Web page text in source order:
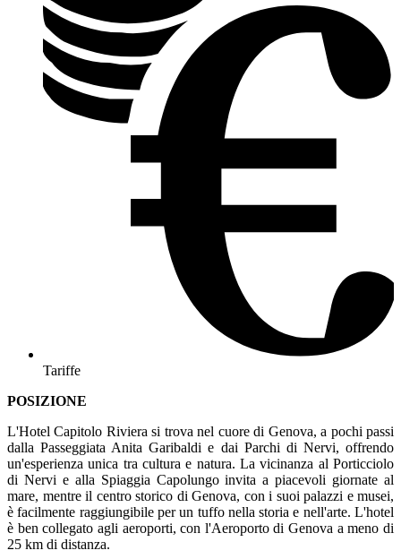
Tariffe
POSIZIONE
L'Hotel Capitolo Riviera si trova nel cuore di Genova, a pochi passi
dalla Passeggiata Anita Garibaldi e dai Parchi di Nervi, offrendo
un'esperienza unica tra cultura e natura. La vicinanza al Porticciolo
di Nervi e alla Spiaggia Capolungo invita a piacevoli giornate al
mare, mentre il centro storico di Genova, con i suoi palazzi e musei,
è facilmente raggiungibile per un tuffo nella storia e nell'arte. L'hotel
è ben collegato agli aeroporti, con l'Aeroporto di Genova a meno di
25 km di distanza.